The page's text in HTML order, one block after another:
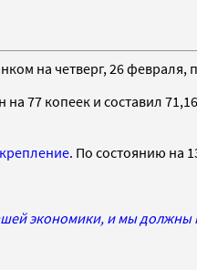
на четверг, 26 февраля,
77 копеек и составил
. По состоянию на
экономики, и мы должны